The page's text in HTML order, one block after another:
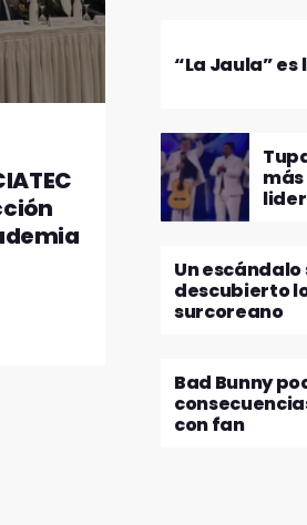
“La Jaula”
Un
descubierto
surcoreano
Bad Bunny
con fan